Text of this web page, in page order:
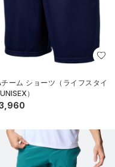
ーム ショーツ（ライフスタイ
）